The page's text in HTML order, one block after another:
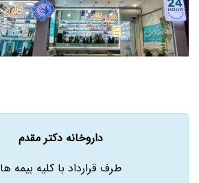
داروخانه دکتر مقدم
طرف قرارداد با کلیه بیمه ها